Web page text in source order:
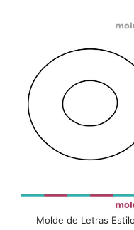
Molde de Letras